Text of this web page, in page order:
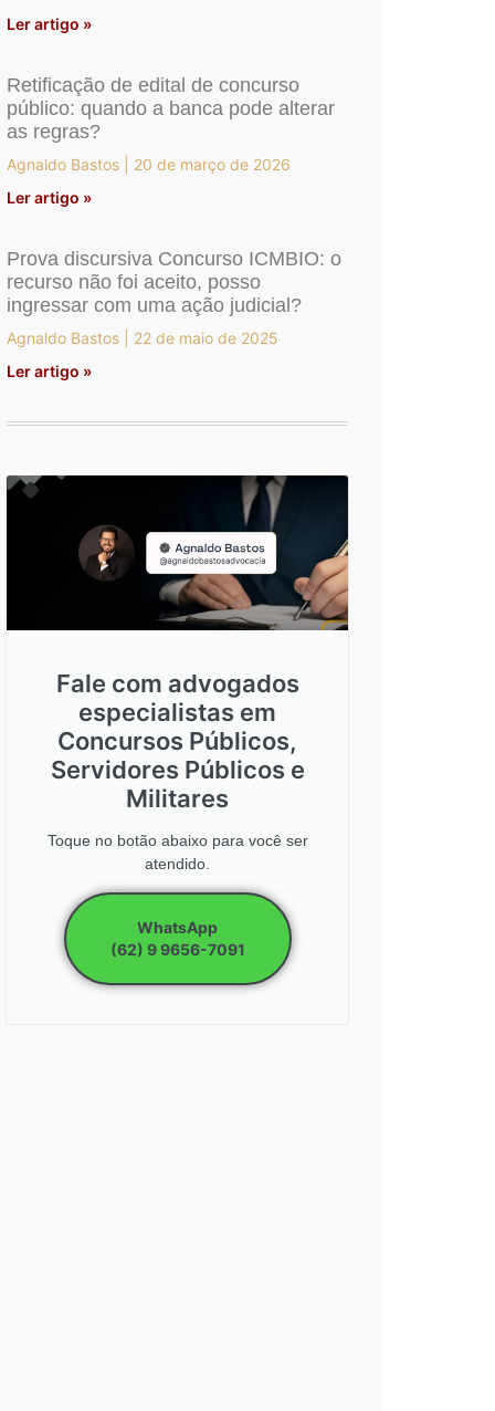
Ler artigo »
Retificação de edital de concurso
público: quando a banca pode alterar
as regras?
Agnaldo Bastos
20 de março de 2026
Ler artigo »
Prova discursiva Concurso ICMBIO: o
recurso não foi aceito, posso
ingressar com uma ação judicial?
Agnaldo Bastos
22 de maio de 2025
Ler artigo »
Fale com advogados
especialistas em
Concursos Públicos,
Servidores Públicos e
Militares
Toque no botão abaixo para você ser
atendido.
WhatsApp
(62) 9 9656-7091